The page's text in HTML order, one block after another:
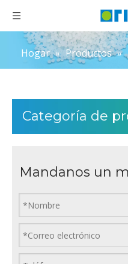
Hogar » Productos »
Categoría de
Mandanos un